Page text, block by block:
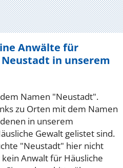
Anwälte für
in unserem
Namen "Neustadt".
zu Orten mit dem Namen
in unserem
Gewalt gelistet sind.
"Neustadt" hier nicht
Anwalt für Häusliche